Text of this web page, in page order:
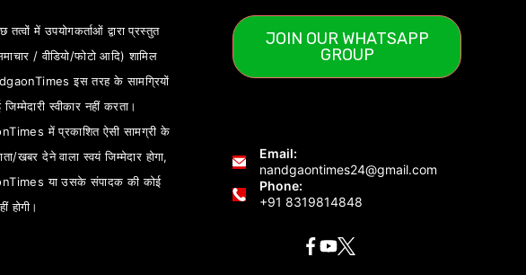
में उपयोगकर्ताओं द्वारा प्रस्तुत
/ वीडियो/फोटो आदि) शामिल
इस तरह के सामग्रियों
स्वीकार नहीं करता।
में प्रकाशित ऐसी सामग्री के
खबर देने वाला स्वयं जिम्मेदार होगा,
या उसके संपादक की कोई
होगी।
JOIN OUR WHATSAPP
GROUP
Email:
nandgaontimes24@gmail.com
Phone:
+91 8319814848